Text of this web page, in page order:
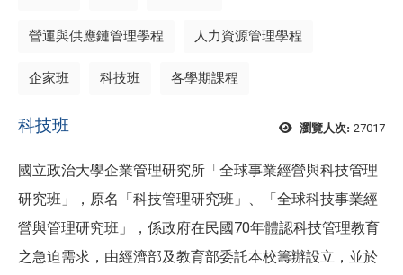
營運與供應鏈管理學程 人力資源管理學程
企家班 科技班 各學期課程
瀏覽人次: 27017
科技班
國立政治大學企業管理研究所「全球事業經營與科技管理
研究班」，原名「科技管理研究班」、「全球科技事業經
營與管理研究班」，係政府在民國70年體認科技管理教育
之急迫需求，由經濟部及教育部委託本校籌辦設立，並於